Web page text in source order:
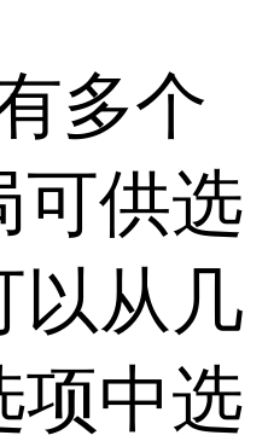
多个
可供选
以从几
项中选